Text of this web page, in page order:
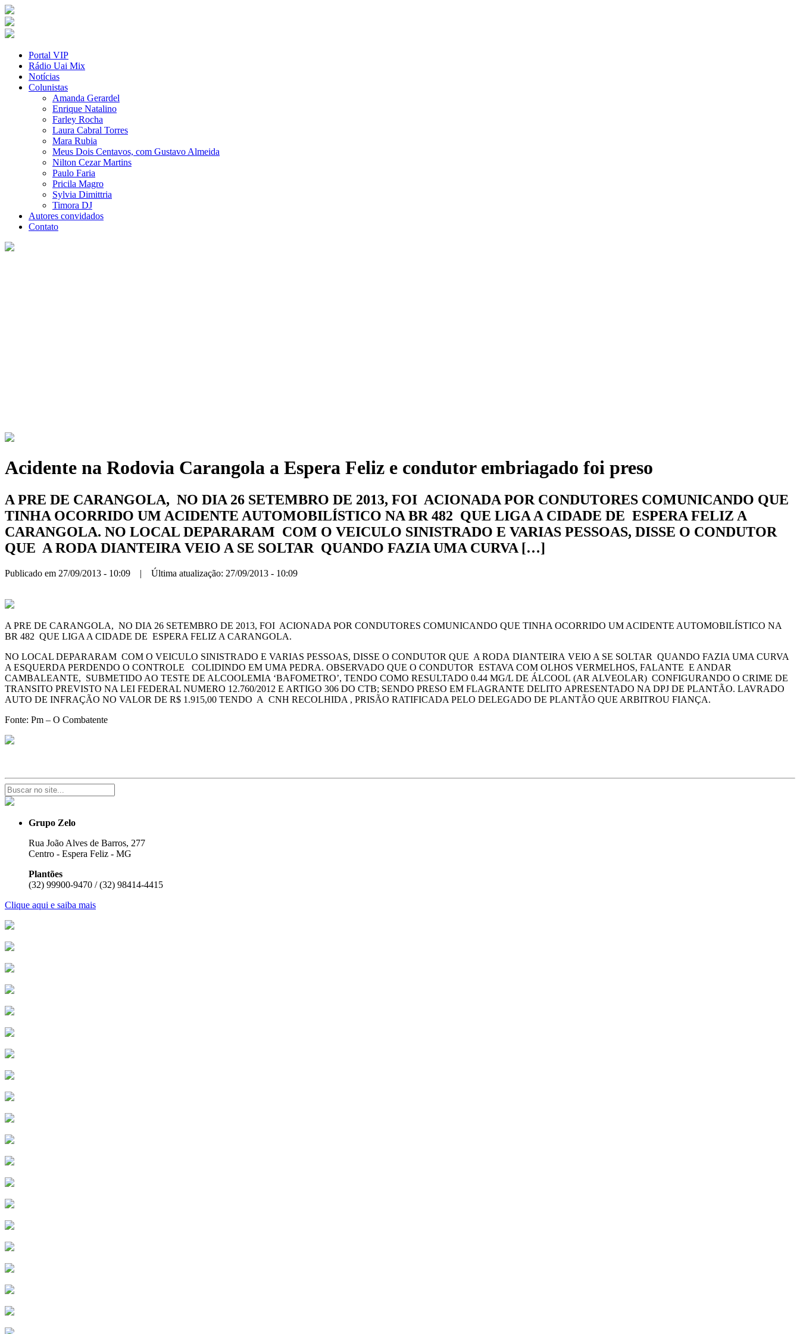
Portal VIP
Rádio Uai Mix
Notícias
Colunistas
Amanda Gerardel
Enrique Natalino
Farley Rocha
Laura Cabral Torres
Mara Rubia
Meus Dois Centavos, com Gustavo Almeida
Nilton Cezar Martins
Paulo Faria
Pricila Magro
Sylvia Dimittria
Timora DJ
Autores convidados
Contato
Acidente na Rodovia Carangola a Espera Feliz e condutor embriagado foi preso
A PRE DE CARANGOLA, NO DIA 26 SETEMBRO DE 2013, FOI ACIONADA POR CONDUTORES COMUNICANDO QUE
TINHA OCORRIDO UM ACIDENTE AUTOMOBILÍSTICO NA BR 482 QUE LIGA A CIDADE DE ESPERA FELIZ A
CARANGOLA. NO LOCAL DEPARARAM COM O VEICULO SINISTRADO E VARIAS PESSOAS, DISSE O CONDUTOR
QUE A RODA DIANTEIRA VEIO A SE SOLTAR QUANDO FAZIA UMA CURVA […]
Publicado em 27/09/2013 - 10:09 | Última atualização: 27/09/2013 - 10:09
A PRE DE CARANGOLA, NO DIA 26 SETEMBRO DE 2013, FOI ACIONADA POR CONDUTORES COMUNICANDO QUE TINHA OCORRIDO UM ACIDENTE AUTOMOBILÍSTICO NA
BR 482 QUE LIGA A CIDADE DE ESPERA FELIZ A CARANGOLA.
NO LOCAL DEPARARAM COM O VEICULO SINISTRADO E VARIAS PESSOAS, DISSE O CONDUTOR QUE A RODA DIANTEIRA VEIO A SE SOLTAR QUANDO FAZIA UMA CURVA
A ESQUERDA PERDENDO O CONTROLE COLIDINDO EM UMA PEDRA. OBSERVADO QUE O CONDUTOR ESTAVA COM OLHOS VERMELHOS, FALANTE E ANDAR
CAMBALEANTE, SUBMETIDO AO TESTE DE ALCOOLEMIA ‘BAFOMETRO’, TENDO COMO RESULTADO 0.44 MG/L DE ÁLCOOL (AR ALVEOLAR) CONFIGURANDO O CRIME DE
TRANSITO PREVISTO NA LEI FEDERAL NUMERO 12.760/2012 E ARTIGO 306 DO CTB; SENDO PRESO EM FLAGRANTE DELITO APRESENTADO NA DPJ DE PLANTÃO. LAVRADO
AUTO DE INFRAÇÃO NO VALOR DE R$ 1.915,00 TENDO A CNH RECOLHIDA , PRISÃO RATIFICADA PELO DELEGADO DE PLANTÃO QUE ARBITROU FIANÇA.
Fonte: Pm – O Combatente
Grupo Zelo
Rua João Alves de Barros, 277
Centro - Espera Feliz - MG
Plantões
(32) 99900-9470 / (32) 98414-4415
Clique aqui e saiba mais